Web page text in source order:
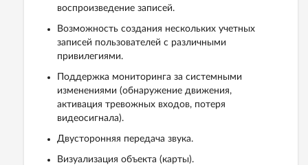
воспроизведение записей.
Возможность создания нескольких учетных
записей пользователей с различными
привилегиями.
Поддержка мониторинга за системными
изменениями (обнаружение движения,
активация тревожных входов, потеря
видеосигнала).
Двусторонняя передача звука.
Визуализация объекта (карты).